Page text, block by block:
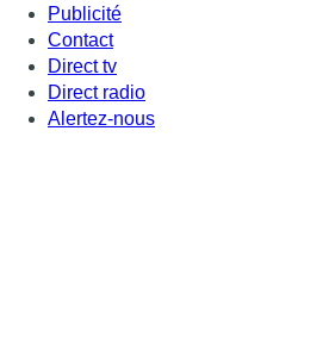
Publicité
Contact
Direct tv
Direct radio
Alertez-nous